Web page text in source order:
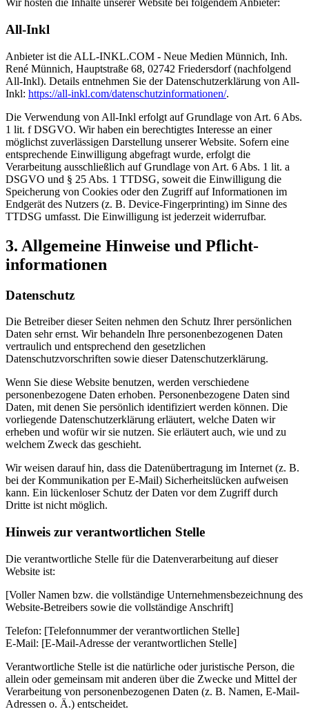
Wir hosten die Inhalte unserer Website bei folgendem Anbieter:
All-Inkl
Anbieter ist die ALL-INKL.COM - Neue Medien Münnich, Inh.
René Münnich, Hauptstraße 68, 02742 Friedersdorf (nachfolgend
All-Inkl). Details entnehmen Sie der Datenschutzerklärung von All-
Inkl: https://all-inkl.com/datenschutzinformationen/.
Die Verwendung von All-Inkl erfolgt auf Grundlage von Art. 6 Abs.
1 lit. f DSGVO. Wir haben ein berechtigtes Interesse an einer
möglichst zuverlässigen Darstellung unserer Website. Sofern eine
entsprechende Einwilligung abgefragt wurde, erfolgt die
Verarbeitung ausschließlich auf Grundlage von Art. 6 Abs. 1 lit. a
DSGVO und § 25 Abs. 1 TTDSG, soweit die Einwilligung die
Speicherung von Cookies oder den Zugriff auf Informationen im
Endgerät des Nutzers (z. B. Device-Fingerprinting) im Sinne des
TTDSG umfasst. Die Einwilligung ist jederzeit widerrufbar.
3. Allgemeine Hinweise und Pflicht­
informationen
Datenschutz
Die Betreiber dieser Seiten nehmen den Schutz Ihrer persönlichen
Daten sehr ernst. Wir behandeln Ihre personenbezogenen Daten
vertraulich und entsprechend den gesetzlichen
Datenschutzvorschriften sowie dieser Datenschutzerklärung.
Wenn Sie diese Website benutzen, werden verschiedene
personenbezogene Daten erhoben. Personenbezogene Daten sind
Daten, mit denen Sie persönlich identifiziert werden können. Die
vorliegende Datenschutzerklärung erläutert, welche Daten wir
erheben und wofür wir sie nutzen. Sie erläutert auch, wie und zu
welchem Zweck das geschieht.
Wir weisen darauf hin, dass die Datenübertragung im Internet (z. B.
bei der Kommunikation per E-Mail) Sicherheitslücken aufweisen
kann. Ein lückenloser Schutz der Daten vor dem Zugriff durch
Dritte ist nicht möglich.
Hinweis zur verantwortlichen Stelle
Die verantwortliche Stelle für die Datenverarbeitung auf dieser
Website ist:
[Voller Namen bzw. die vollständige Unternehmensbezeichnung des
Website-Betreibers sowie die vollständige Anschrift]
Telefon: [Telefonnummer der verantwortlichen Stelle]
E-Mail: [E-Mail-Adresse der verantwortlichen Stelle]
Verantwortliche Stelle ist die natürliche oder juristische Person, die
allein oder gemeinsam mit anderen über die Zwecke und Mittel der
Verarbeitung von personenbezogenen Daten (z. B. Namen, E-Mail-
Adressen o. Ä.) entscheidet.